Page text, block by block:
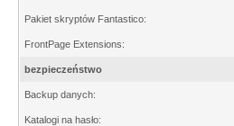
Pakiet skryptów Fantastico:
FrontPage Extensions:
bezpieczeństwo
Backup danych:
Katalogi na hasło: